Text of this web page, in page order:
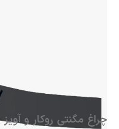
چراغ مگنتی روکار و